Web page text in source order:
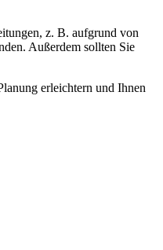
z. B. aufgrund von
Außerdem sollten Sie
erleichtern und Ihnen